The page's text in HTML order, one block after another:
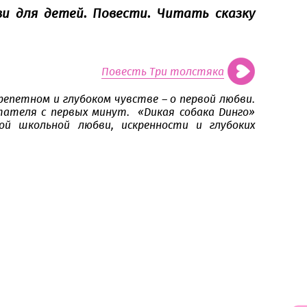
для детей. Повести. Читать сказку
Повесть Три толстяка
и глубоком чувстве – о первой любви.
с первых минут. «Дикая собака Динго»
школьной любви, искренности и глубоких